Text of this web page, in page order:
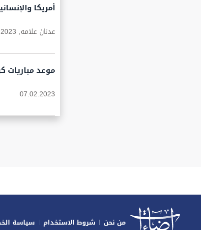
أمريكا
عدنان علامه,
موعد مباريات كرة القدم
07.02.2023
من نحن شروط الاستخدام سياسة